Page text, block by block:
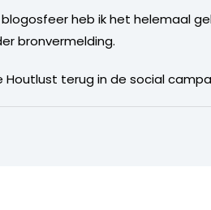
blogosfeer heb ik het helemaal
bronvermelding.
Houtlust terug in de social